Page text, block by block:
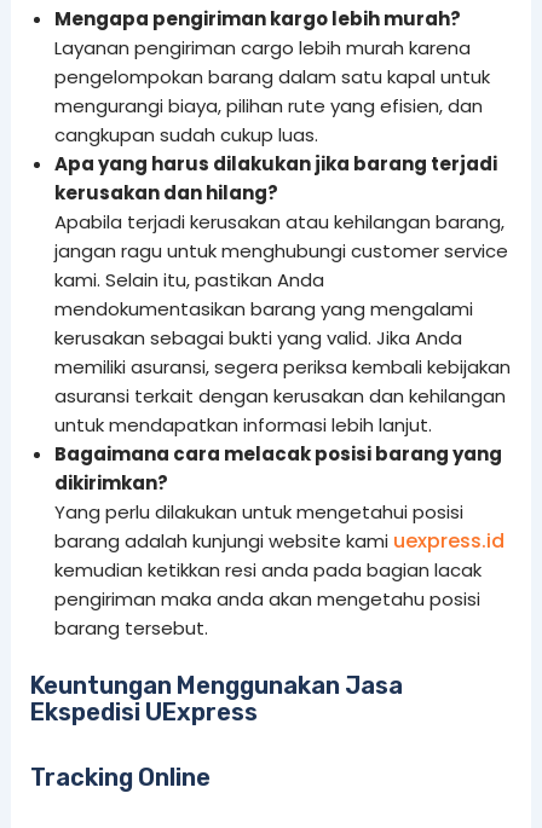
Mengapa pengiriman kargo lebih murah?
Layanan pengiriman cargo lebih murah karena
pengelompokan barang dalam satu kapal untuk
mengurangi biaya, pilihan rute yang efisien, dan
cangkupan sudah cukup luas.
Apa yang harus dilakukan jika barang terjadi
kerusakan dan hilang?
Apabila terjadi kerusakan atau kehilangan barang,
jangan ragu untuk menghubungi customer service
kami. Selain itu, pastikan Anda
mendokumentasikan barang yang mengalami
kerusakan sebagai bukti yang valid. Jika Anda
memiliki asuransi, segera periksa kembali kebijakan
asuransi terkait dengan kerusakan dan kehilangan
untuk mendapatkan informasi lebih lanjut.
Bagaimana cara melacak posisi barang yang
dikirimkan?
Yang perlu dilakukan untuk mengetahui posisi
barang adalah kunjungi website kami uexpress.id
kemudian ketikkan resi anda pada bagian lacak
pengiriman maka anda akan mengetahu posisi
barang tersebut.
Keuntungan Menggunakan Jasa
Ekspedisi UExpress
Tracking Online